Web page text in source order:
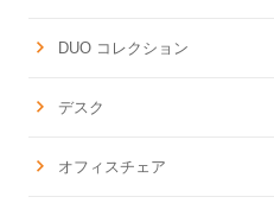
DUO コレクション
デスク
オフィスチェア